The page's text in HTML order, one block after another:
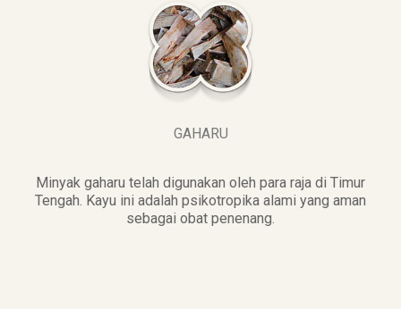
GAHARU
Minyak gaharu telah digunakan oleh para raja di Timur
Tengah. Kayu ini adalah psikotropika alami yang aman
sebagai obat penenang.